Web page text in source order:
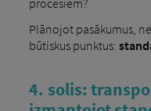
procesiem?
Plānojot pasākumus,
būtiskus punktus:
4. solis: